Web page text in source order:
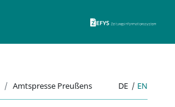
Amtspresse Preußens DE | EN